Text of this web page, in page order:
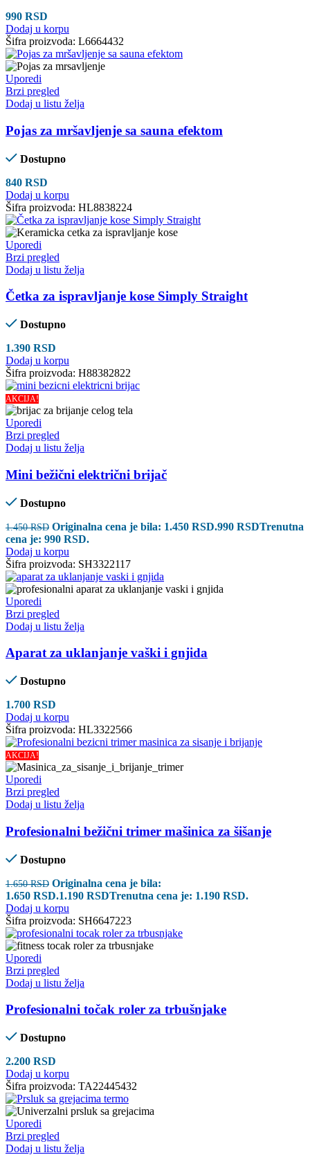
990 RSD
Dodaj u korpu
Šifra proizvoda: L6664432
Uporedi
Brzi pregled
Dodaj u listu želja
Pojas za mršavljenje sa sauna efektom
Dostupno
840 RSD
Dodaj u korpu
Šifra proizvoda: HL8838224
Uporedi
Brzi pregled
Dodaj u listu želja
Četka za ispravljanje kose Simply Straight
Dostupno
1.390 RSD
Dodaj u korpu
Šifra proizvoda: H88382822
AKCIJA!
Uporedi
Brzi pregled
Dodaj u listu želja
Mini bežični električni brijač
Dostupno
1.450RSD Originalna cena je bila: 1.450 RSD.990 RSDTrenutna
cena je: 990 RSD.
Dodaj u korpu
Šifra proizvoda: SH3322117
Uporedi
Brzi pregled
Dodaj u listu želja
Aparat za uklanjanje vaški i gnjida
Dostupno
1.700 RSD
Dodaj u korpu
Šifra proizvoda: HL3322566
AKCIJA!
Uporedi
Brzi pregled
Dodaj u listu želja
Profesionalni bežični trimer mašinica za šišanje
Dostupno
1.650RSD Originalna cena je bila:
1.650 RSD.1.190 RSDTrenutna cena je: 1.190 RSD.
Dodaj u korpu
Šifra proizvoda: SH6647223
Uporedi
Brzi pregled
Dodaj u listu želja
Profesionalni točak roler za trbušnjake
Dostupno
2.200 RSD
Dodaj u korpu
Šifra proizvoda: TA22445432
Uporedi
Brzi pregled
Dodaj u listu želja